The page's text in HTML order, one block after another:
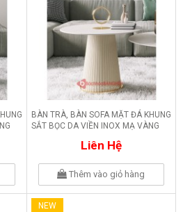
BÀN TRÀ, BÀN SOFA MẶT ĐÁ KHUNG
SẮT BỌC DA VIỀN INOX MẠ VÀNG
Liên Hệ
Thêm vào giỏ hàng
NEW